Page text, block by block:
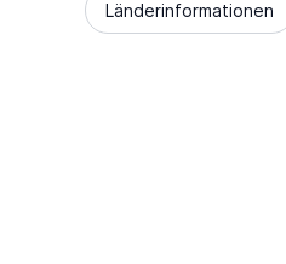
Länderinformationen